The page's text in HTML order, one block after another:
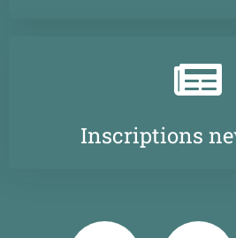
Inscriptions